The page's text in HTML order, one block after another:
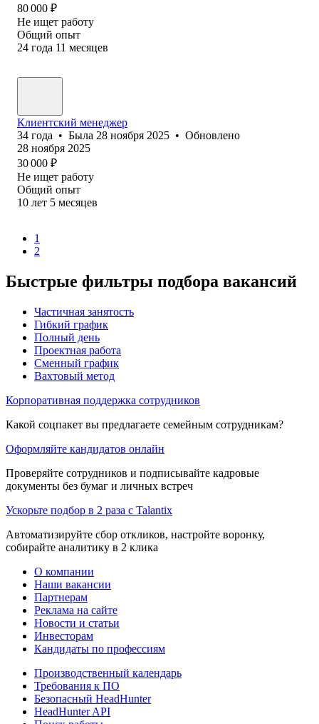
80 000 ₽
Не ищет работу
Общий опыт
24 года 11 месяцев
Клиентский менеджер
34 года • Была 28 ноября 2025 • Обновлено
28 ноября 2025
30 000 ₽
Не ищет работу
Общий опыт
10 лет 5 месяцев
1
2
Быстрые фильтры подбора вакансий
Частичная занятость
Гибкий график
Полный день
Проектная работа
Сменный график
Вахтовый метод
Корпоративная поддержка сотрудников
Какой соцпакет вы предлагаете семейным сотрудникам?
Оформляйте кандидатов онлайн
Проверяйте сотрудников и подписывайте кадровые
документы без бумаг и личных встреч
Ускорьте подбор в 2 раза с Talantix
Автоматизируйте сбор откликов, настройте воронку,
собирайте аналитику в 2 клика
О компании
Наши вакансии
Партнерам
Реклама на сайте
Новости и статьи
Инвесторам
Кандидаты по профессиям
Производственный календарь
Требования к ПО
Безопасный HeadHunter
HeadHunter API